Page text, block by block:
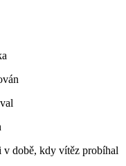
době, kdy vítěz probíhal